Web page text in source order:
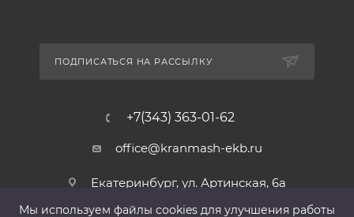
ПОДПИСАТЬСЯ НА РАССЫЛКУ
+7(343) 363-01-62
office@kranmash-ekb.ru
Екатеринбург, ул. Артинская, 6а
Мы используем файлы cооkies для улучшения работы